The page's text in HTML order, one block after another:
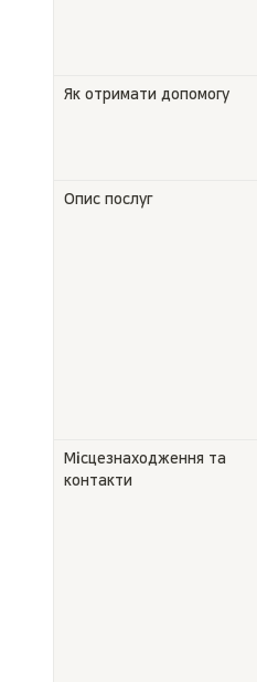
Як отримати допомогу
Опис послуг
Місцезнаходження та
контакти